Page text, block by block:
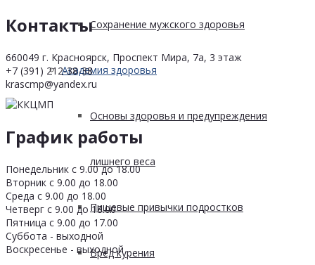
Сохранение мужского здоровья
Академия здоровья
Основы здоровья и предупреждения
лишнего веса
Пищевые привычки подростков
Вред курения
Контакты
660049 г. Красноярск, Проспект Мира, 7а, 3 этаж
+7 (391) 212-38-38
krascmp@yandex.ru
График работы
Понедельник с 9.00 до 18.00
Вторник с 9.00 до 18.00
Среда с 9.00 до 18.00
Четверг с 9.00 до 18.00
Пятница с 9.00 до 17.00
Суббота - выходной
Воскресенье - выходной